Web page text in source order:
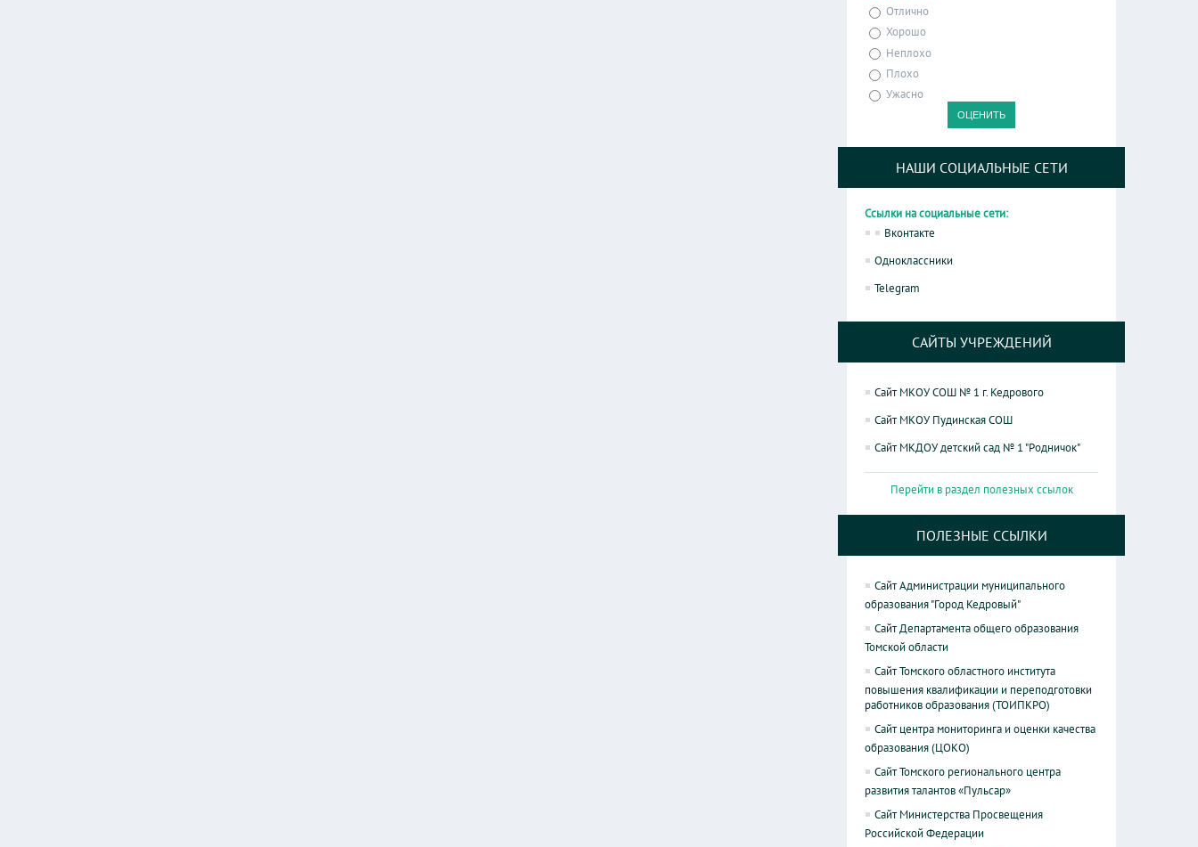
Отлично
Хорошо
Неплохо
Плохо
Ужасно
НАШИ СОЦИАЛЬНЫЕ СЕТИ
Ссылки на социальные сети:
Вконтакте
Одноклассники
Telegram
САЙТЫ УЧРЕЖДЕНИЙ
Сайт МКОУ СОШ № 1 г. Кедрового
Сайт МКОУ Пудинская СОШ
Сайт МКДОУ детский сад № 1 "Родничок"
Перейти в раздел полезных ссылок
ПОЛЕЗНЫЕ ССЫЛКИ
Сайт Администрации муниципального
образования "Город Кедровый"
Сайт Департамента общего образования
Томской области
Сайт Томского областного института
повышения квалификации и переподготовки
работников образования (ТОИПКРО)
Сайт центра мониторинга и оценки качества
образования (ЦОКО)
Сайт Томского регионального центра
развития талантов «Пульсар»
Сайт Министерства Просвещения
Российской Федерации